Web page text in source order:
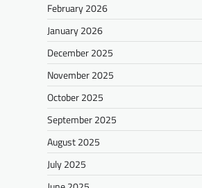
February 2026
January 2026
December 2025
November 2025
October 2025
September 2025
August 2025
July 2025